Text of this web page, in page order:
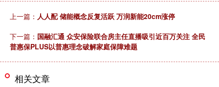
上一篇： 人人配 储能概念反复活跃 万润新能20cm涨停
下一篇： 国融汇通 众安保险联合房主任直播吸引近百万关注 全民
普惠保PLUS以普惠理念破解家庭保障难题
相关文章